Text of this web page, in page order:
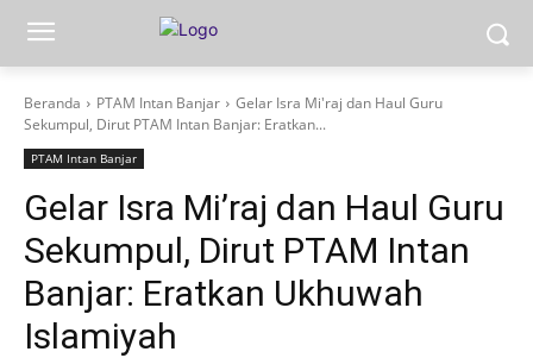
Beranda PTAM Intan Banjar
Gelar Isra Mi'raj dan Haul Guru
Sekumpul, Dirut PTAM Intan Banjar: Eratkan...
PTAM Intan Banjar
Gelar Isra Mi’raj dan Haul Guru
Sekumpul, Dirut PTAM Intan
Banjar: Eratkan Ukhuwah
Islamiyah